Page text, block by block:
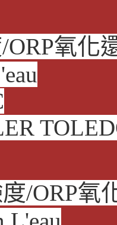
ORP氧化
/ORP氧